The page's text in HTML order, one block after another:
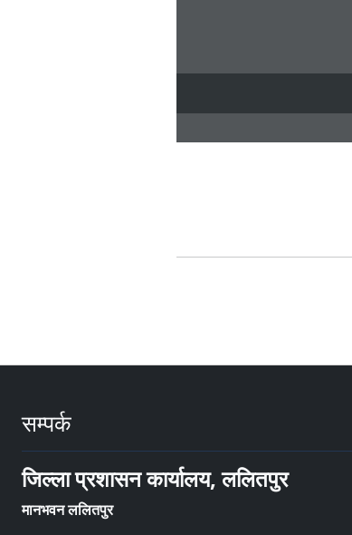
सम्पर्क
जिल्ला प्रशासन कार्यालय, ललितपुर
मानभवन ललितपुर